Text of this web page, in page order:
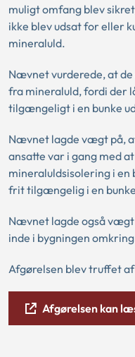
muligt omfang blev
ikke blev udsat for eller
mineraluld.
Nævnet vurderede, at
fra mineraluld, fordi der
tilgængeligt i en bunke
Nævnet lagde vægt på,
ansatte var i gang med
mineraluldsisolering i en
frit tilgængelig i en
Nævnet lagde også
inde i bygningen
Afgørelsen blev truffet
Afgørelsen kan